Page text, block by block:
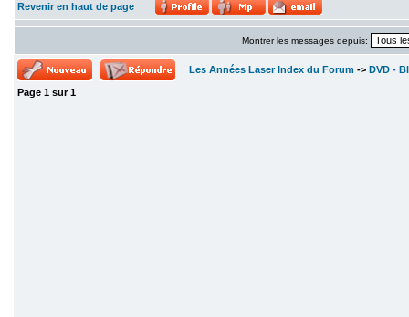
Revenir en haut de page
Montrer les messages depuis:
Les Années Laser Index du Forum -> DVD -
Page 1 sur1